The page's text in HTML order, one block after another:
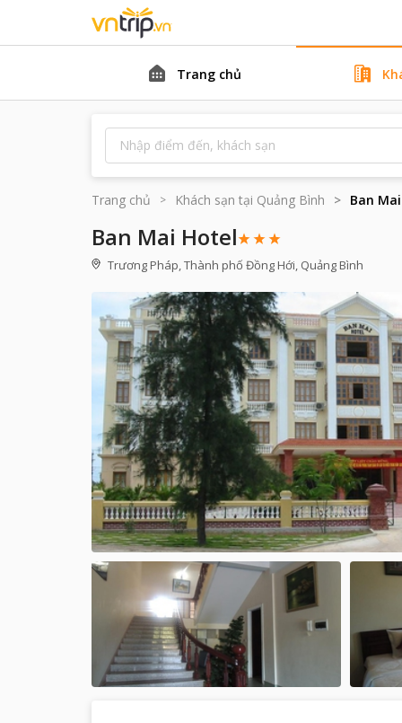
Trang chủ
Trang chủ Khách sạn tại Quảng Bình Ban
Ban Mai Hotel
Trương Pháp, Thành phố Đồng Hới, Quảng Bình